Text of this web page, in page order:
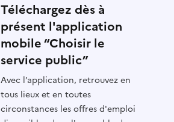
Téléchargez dès à
présent l'application
mobile “Choisir le
service public”
Avec l’application, retrouvez en
tous lieux et en toutes
circonstances les offres d'emploi